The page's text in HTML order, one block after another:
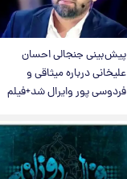
پیش‌بینی جنجالی احسان
علیخانی درباره میثاقی و
فردوسی پور وایرال شد+فیلم